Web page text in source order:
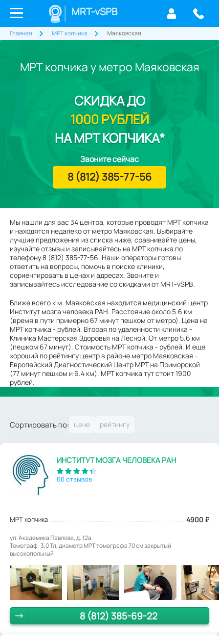
MRT-vSPB
Главная МРТ копчика Маяковская
МРТ копчика у метро Маяковская
Мы нашли для вас 34 центра, которые проводят МРТ копчика
и находятся недалеко от метро Маяковская. Выбирайте
лучшие предложения из списка ниже, сравнивайте цены,
изучайте отзывы и записывайтесь на МРТ копчика по
телефону 8 (812) 385-77-56. Наши операторы готовы
ответить на вопросы, помочь в поиске клиники,
сориентировать в ценах и адресах. Звоните и
записывайтесь исследование со скидками от MRT-vSPB.
Ближе всего к м. Маяковская находится медицинский центр
Институт мозга человека РАН. Расстояние около 5.6 км
(время в пути примерно 67 минут пешком от метро). Цена на
МРТ копчика - рублей. Вторая по удаленности клиника -
Клиника Мастерская Здоровья на Лесной. От метро 5.6 км
(пешком 67 минут). Стоимость МРТ копчика - рублей. И еще
хороший по рейтингу центр в районе метро Маяковская -
Европейский Диагностический Центр МРТ на Приморской
(77 минут пешком и 6.4 км). МРТ копчика тут стоит 1900
рублей.
СКИДКАДО
1000 РУБЛЕЙ
НА МРТ КОПЧИКА*
Звоните сейчас
8 (812) 385-77-56
Сортировать по:
ИНСТИТУТ МОЗГА ЧЕЛОВЕКА РАН
60 отзывов
МРТ копчика 4900 ₽
ул. Академика Павлова, д. 12а.
Томограф: 3,0 Тл, диаметр МРТ томографа 70 см закрытый
высокопольный
8 (812) 385-69-22